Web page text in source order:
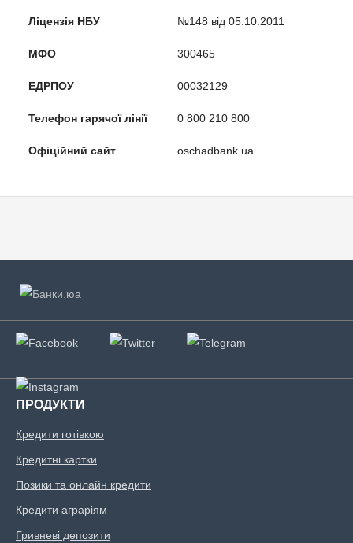
Ліцензія НБУ №148 від 05.10.2011
МФО 300465
ЕДРПОУ 00032129
Телефон гарячої лінії 0 800 210 800
Офіційний сайт oschadbank.ua
ПРОДУКТИ
Кредити готівкою
Кредитні картки
Позики та онлайн кредити
Кредити аграріям
Гривневі депозити